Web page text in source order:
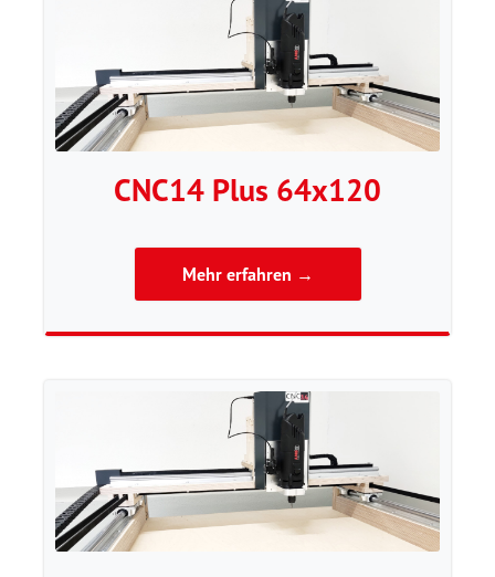
CNC14 Plus 64x120
Mehr erfahren →